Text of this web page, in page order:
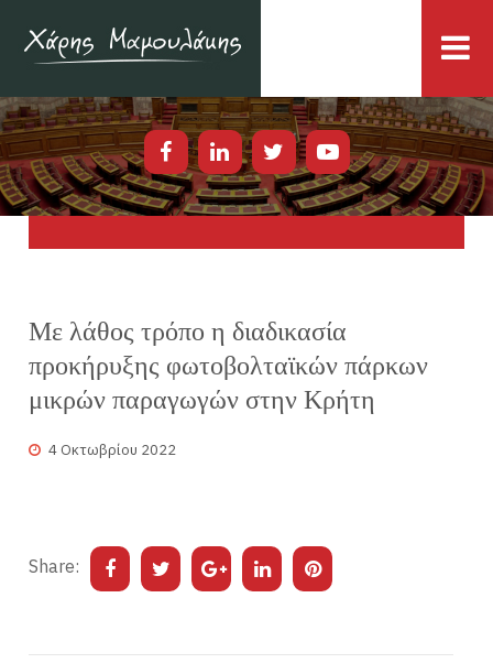
Με λάθος τρόπο η διαδικασία
προκήρυξης φωτοβολταϊκών πάρκων
μικρών παραγωγών στην Κρήτη
4 Οκτωβρίου 2022
Share: